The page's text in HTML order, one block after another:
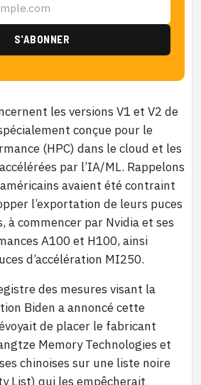
les versions V1 et V2 de
conçue pour le
(HPC) dans le cloud et les
par l’IA/ML. Rappelons
avaient été contraint
l’exportation de leurs puces
à commencer par Nvidia et ses
A100 et H100, ainsi
d’accélération MI250.
des mesures visant la
Biden a annoncé cette
de placer le fabricant
Memory Technologies et
chinoises sur une liste noire
List) qui les empêcherait